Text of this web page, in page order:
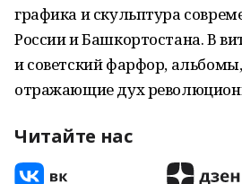
графика и скульптура
России и Башкортостана. В
и советский фарфор,
отражающие дух
Читайте нас